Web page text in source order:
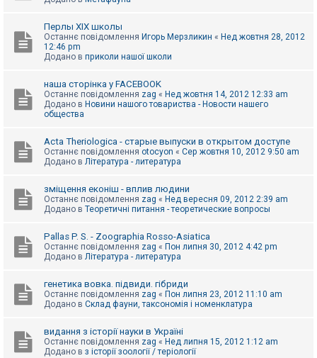
Перлы ХІХ школы
Останнє повідомлення Игорь Мерзликин « Нед жовтня 28, 2012
12:46 pm
Додано в приколи нашої школи
наша сторінка у FACEBOOK
Останнє повідомлення zag « Нед жовтня 14, 2012 12:33 am
Додано в Новини нашого товариства - Новости нашего
общества
Acta Theriologica - старые выпуски в открытом доступе
Останнє повідомлення otocyon « Сер жовтня 10, 2012 9:50 am
Додано в Література - литература
зміщення еконіш - вплив людини
Останнє повідомлення zag « Нед вересня 09, 2012 2:39 am
Додано в Теоретичні питання - теоретические вопросы
Pallas P. S. - Zoographia Rosso-Asiatica
Останнє повідомлення zag « Пон липня 30, 2012 4:42 pm
Додано в Література - литература
генетика вовка. підвиди. гібриди
Останнє повідомлення zag « Пон липня 23, 2012 11:10 am
Додано в Склад фауни, таксономія і номенклатура
видання з історії науки в Україні
Останнє повідомлення zag « Нед липня 15, 2012 1:12 am
Додано в з історії зоології / теріології